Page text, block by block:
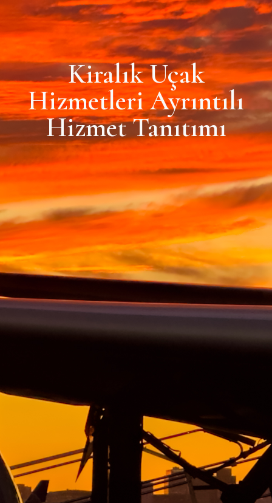
Kiralık Uçak
Hizmetleri Ayrıntılı
Hizmet Tanıtımı